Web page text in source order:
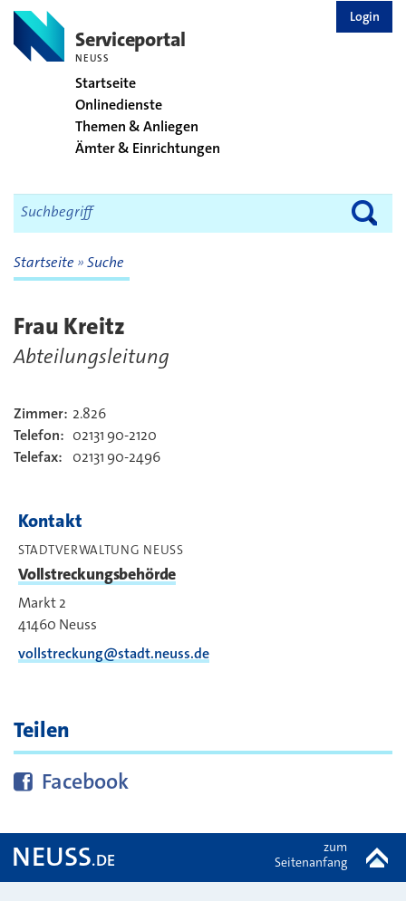
Serviceportal
NEUSS
Startseite
Onlinedienste
Themen & Anliegen
Ämter & Einrichtungen
Login
Startseite Suche
Frau Kreitz
Abteilungsleitung
Kontakt
Zimmer: 2.826
Telefon: 02131 90-2120
Telefax:
02131 90-2496
Kontakt
STADTVERWALTUNG NEUSS
Vollstreckungsbehörde
Markt 2
41460 Neuss
vollstreckung@stadt.neuss.de
Teilen
Diese Seite bei
Facebook
NEUSS.DE
zum
Seitenanfang